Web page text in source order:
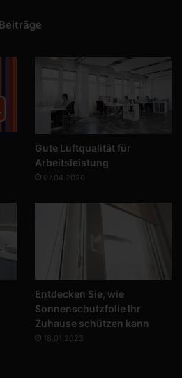
Gute Luftqualität für
Arbeitsleistung
07.04.2026
Entdecken Sie, wie
Sonnenschutzfolie Ihr
Zuhause schützen kann
18.01.2023